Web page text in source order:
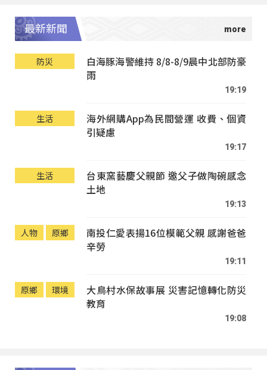
最新新聞
防災
白海豚海警維持 8/8-8/9晨中北部防豪
雨
19:19
生活
海外網購App為民間營運 收費、個資
引疑慮
19:17
生活
台東窯藝慶父親節 邀父子做陶碗感念
土地
19:13
人物 原鄉
南投仁愛表揚16位模範父親 感謝爸爸
辛勞
19:11
原鄉 環境
大鳥村水保故事展 災害記憶轉化防災
教育
19:08